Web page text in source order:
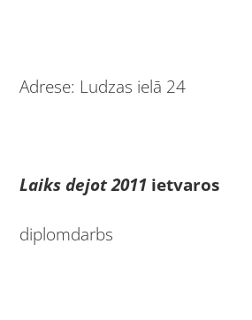
Adrese: Ludzas ielā 24
Laiks dejot 2011 ietvaros
diplomdarbs